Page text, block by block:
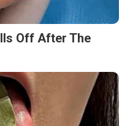
Off After The